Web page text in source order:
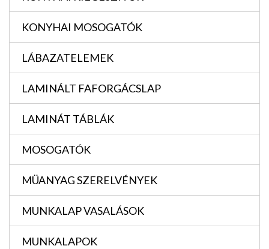
KONYHAI MOSOGATÓK
LÁBAZATELEMEK
LAMINÁLT FAFORGÁCSLAP
LAMINÁT TÁBLÁK
MOSOGATÓK
MÜANYAG SZERELVÉNYEK
MUNKALAP VASALÁSOK
MUNKALAPOK